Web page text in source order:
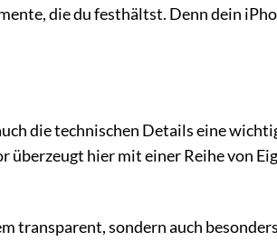
die du festhältst. Denn dein
die technischen Details eine
überzeugt hier mit einer Reihe von
transparent, sondern auch